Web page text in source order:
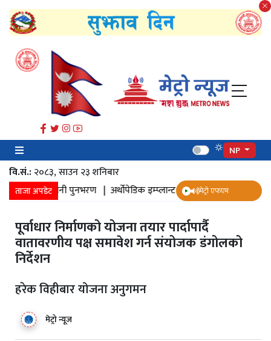
NP
वि.सं.:२०८३, साउन २३ शनिबार
ताजा अपडेट
पानी पुनभरण |अर्थोपेडिक इम्प्लान्ट |ज्येष्ठ नागरिक स्वास्थ्य सर्वेक्षण |
मेट्रो एफएम
पूर्वाधार निर्माणको योजना तयार पार्दापार्दै
वातावरणीय पक्ष समावेश गर्न संयोजक डंगोलको
निर्देशन
हरेक विहीबार योजना अनुगमन
मेट्रो न्यूज